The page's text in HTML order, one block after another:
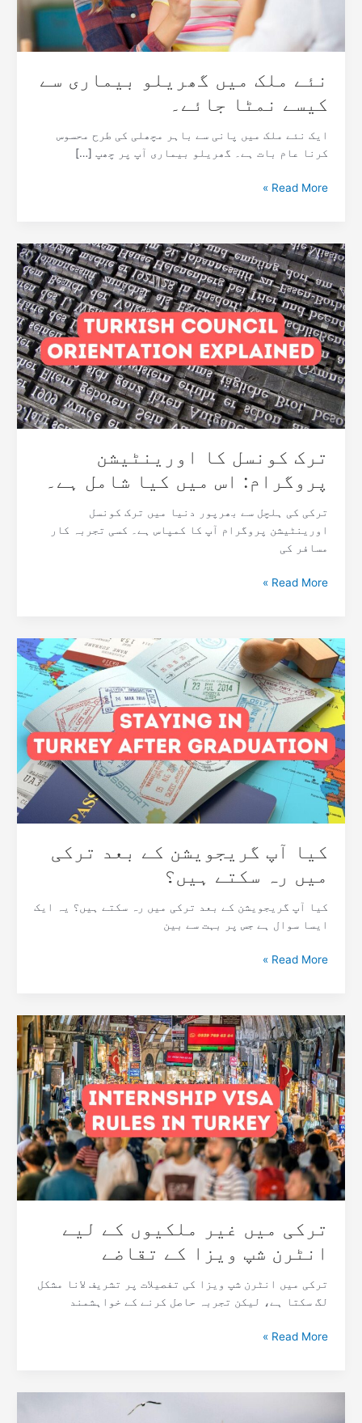
نئے ملک میں گھریلو بیماری سے
کیسے نمٹا جائے۔
ایک نئے ملک میں پانی سے باہر مچھلی کی طرح محسوس
کرنا عام بات ہے۔ گھریلو بیماری آپ پر چھپ […]
Read More »
ترک کونسل کا اورینٹیشن
پروگرام: اس میں کیا شامل ہے۔
ترکی کی ہلچل سے بھرپور دنیا میں ترک کونسل
اورینٹیشن پروگرام آپ کا کمپاس ہے۔ کسی تجربہ کار
مسافر کی
ترک
کونسل
کا
اورینٹیشن
پروگرام:
اس
میں
کیا
شامل
ہے۔
Read More »
کیا آپ گریجویشن کے بعد ترکی
میں رہ سکتے ہیں؟
کیا آپ گریجویشن کے بعد ترکی میں رہ سکتے ہیں؟ یہ ایک
ایسا سوال ہے جس پر بہت سے بین
کیا
آپ
گریجویشن
کے
بعد
ترکی
میں
رہ
سکتے
ہیں؟
Read More »
ترکی میں غیر ملکیوں کے لیے
انٹرن شپ ویزا کے تقاضے
ترکی میں انٹرن شپ ویزا کی تفصیلات پر تشریف لانا مشکل
لگ سکتا ہے، لیکن تجربہ حاصل کرنے کے خواہشمند
ترکی
میں
غیر
ملکیوں
کے
لیے
انٹرن
شپ
ویزا
کے
تقاضے
Read More »